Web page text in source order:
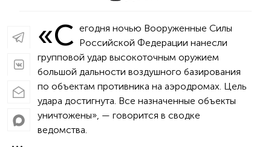
«С егодня ночью Вооруженные Силы
Российской Федерации нанесли
групповой удар высокоточным оружием
большой дальности воздушного базирования
по объектам противника на аэродромах. Цель
удара достигнута. Все назначенные объекты
уничтожены», — говорится в сводке
ведомства.